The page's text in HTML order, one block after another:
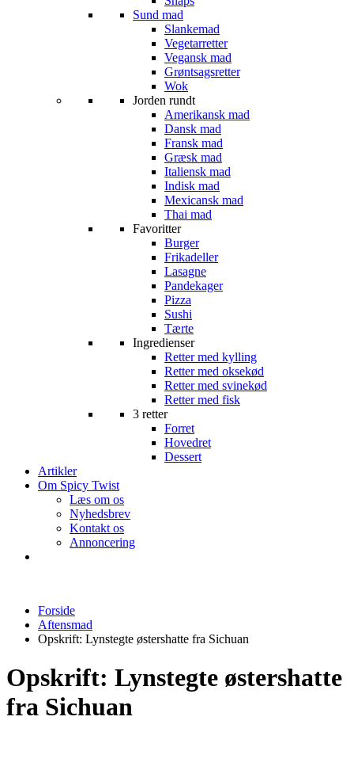
Sund mad
Slankemad
Vegetarretter
Vegansk mad
Grøntsagsretter
Wok
Jorden rundt
Amerikansk mad
Dansk mad
Fransk mad
Græsk mad
Italiensk mad
Indisk mad
Mexicansk mad
Thai mad
Favoritter
Burger
Frikadeller
Lasagne
Pandekager
Pizza
Sushi
Tærte
Ingredienser
Retter med kylling
Retter med oksekød
Retter med svinekød
Retter med fisk
3 retter
Forret
Hovedret
Dessert
Artikler
Om Spicy Twist
Læs om os
Nyhedsbrev
Kontakt os
Annoncering
Forside
Aftensmad
Opskrift: Lynstegte østershatte fra Sichuan
Opskrift: Lynstegte østershatte
fra Sichuan